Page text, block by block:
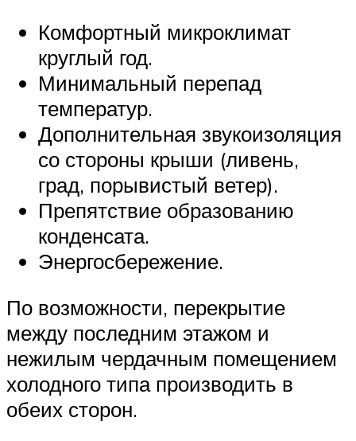
Комфортный микроклимат
круглый год.
Минимальный перепад
температур.
Дополнительная звукоизоляция
со стороны крыши (ливень,
град, порывистый ветер).
Препятствие образованию
конденсата.
Энергосбережение.
По возможности, перекрытие
между последним этажом и
нежилым чердачным помещением
холодного типа производить в
обеих сторон.